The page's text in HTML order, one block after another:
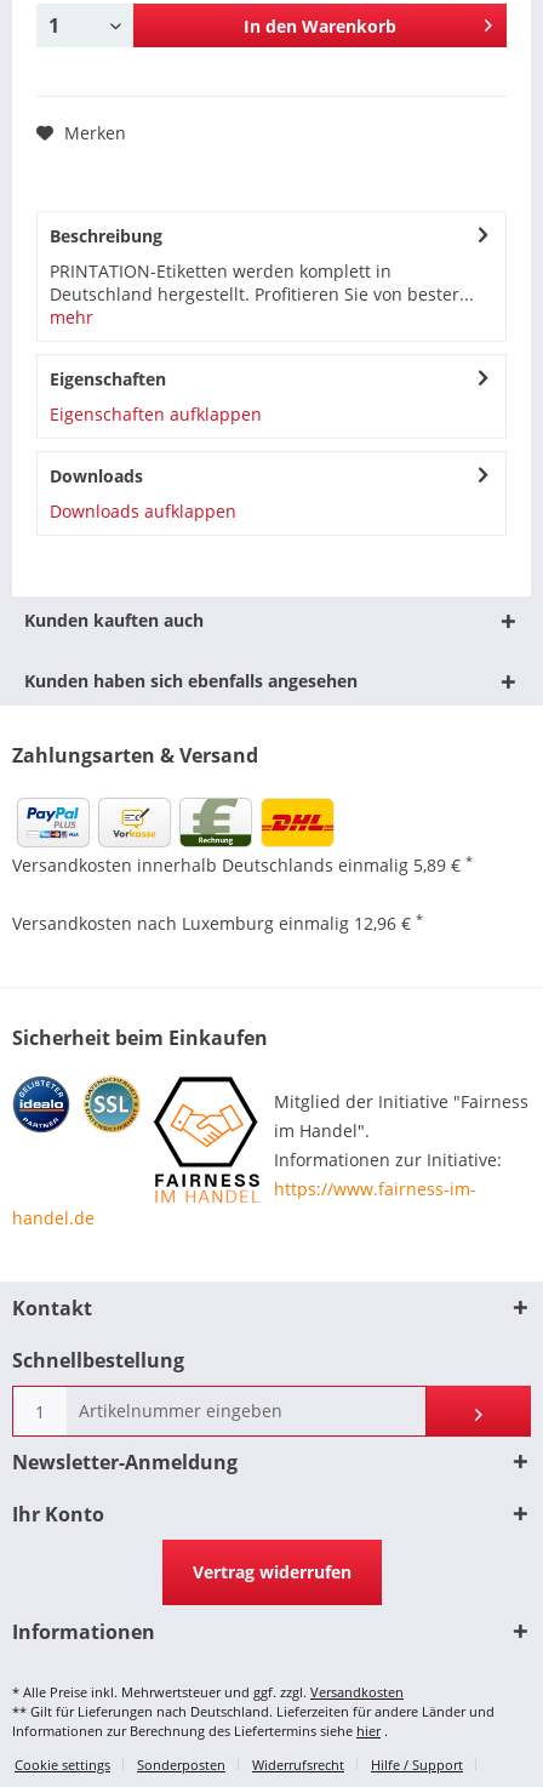
In den Warenkorb
Merken
Beschreibung
PRINTATION-Etiketten werden komplett in
Deutschland hergestellt. Profitieren Sie von bester...
mehr
Eigenschaften
Eigenschaften aufklappen
Downloads
Downloads aufklappen
Kunden kauften auch
Kunden haben sich ebenfalls angesehen
Zahlungsarten & Versand
Versandkosten innerhalb Deutschlands einmalig 5,89 € *
Versandkosten nach Luxemburg einmalig 12,96 € *
Sicherheit beim Einkaufen
Mitglied der Initiative "Fairness
im Handel".
Informationen zur Initiative:
https://www.fairness-im-
handel.de
Kontakt
Schnellbestellung
Newsletter-Anmeldung
Ihr Konto
Vertrag widerrufen
Informationen
* Alle Preise inkl. Mehrwertsteuer und ggf. zzgl. Versandkosten
** Gilt für Lieferungen nach Deutschland. Lieferzeiten für andere Länder und
Informationen zur Berechnung des Liefertermins siehe hier.
Cookie settings
Sonderposten Widerrufsrecht
Hilfe / Support